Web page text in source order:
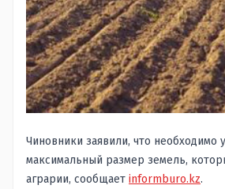
Чиновники заявили, что необходимо
максимальный размер земель,
аграрии, сообщает informburo.kz.